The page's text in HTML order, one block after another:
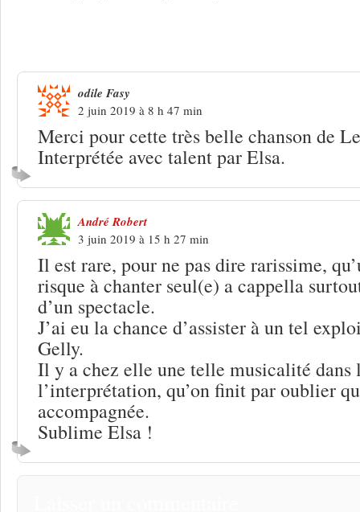
odile Fasy
2 juin 2019 à 8 h 47 min
Merci pour cette très belle chanson de
Interprétée avec talent par Elsa.
André Robert
3 juin 2019 à 15 h 27 min
Il est rare, pour ne pas dire rarissime,
risque à chanter seul(e) a cappella
d’un spectacle.
J’ai eu la chance d’assister à un tel
Gelly.
Il y a chez elle une telle musicalité dans
l’interprétation, qu’on finit par oublier
accompagnée.
Sublime Elsa !